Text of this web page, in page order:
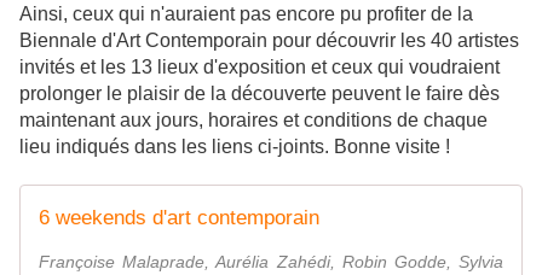
Ainsi, ceux qui n'auraient pas encore pu profiter de la
Biennale d'Art Contemporain pour découvrir les 40 artistes
invités et les 13 lieux d'exposition et ceux qui voudraient
prolonger le plaisir de la découverte peuvent le faire dès
maintenant aux jours, horaires et conditions de chaque
lieu indiqués dans les liens ci-joints. Bonne visite !
6 weekends d'art contemporain
Françoise Malaprade, Aurélia Zahédi, Robin Godde, Sylvia